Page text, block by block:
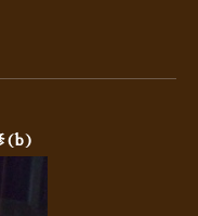
(b)